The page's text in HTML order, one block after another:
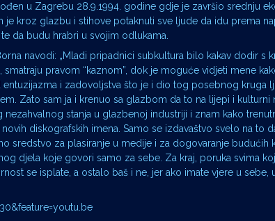
u Zagrebu 28.9.1994. godine gdje je završio srednju
je kroz glazbu i stihove potaknuti sve ljude da idu prema
da budu hrabri u svojim odlukama.
navodi: „Mladi pripadnici subkultura bilo kakav dodir s
smatraju pravom “kaznom”, dok je moguće vidjeti mene
i zadovoljstva što je i dio tog posebnog kruga
Zato sam ja i krenuo sa glazbom da to na lijepi i kulturni
nezahvalnog stanja u glazbenoj industriji i znam kako
novih diskografskih imena. Samo se izdavaštvo svelo na to
sredstvo za plasiranje u medije i za dogovaranje budućih
djela koje govori samo za sebe. Za kraj, poruka svima
se isplate, a ostalo baš i ne, jer ako imate vjere u sebe,